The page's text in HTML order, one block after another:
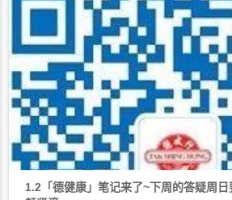
1.2「德健康」笔记来了~下周的答疑周日